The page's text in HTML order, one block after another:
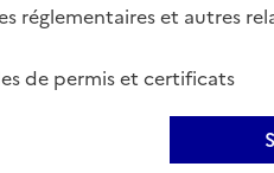
réglementaires et autres
de permis et certificats